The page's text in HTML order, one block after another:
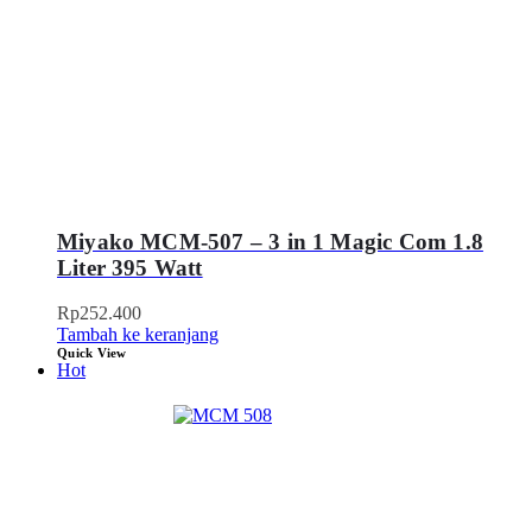
Miyako MCM-507 – 3 in 1 Magic Com 1.8
Liter 395 Watt
Rp252.400
Tambah ke keranjang
Quick View
Hot